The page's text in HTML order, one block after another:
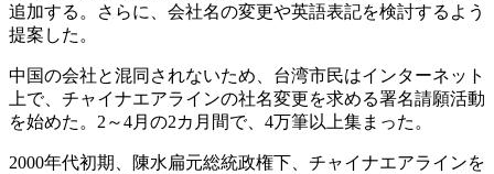
追加する。さらに、会社名の変更や英語表記を検討するよう
提案した。
中国の会社と混同されないため、台湾市民はインターネット
上で、チャイナエアラインの社名変更を求める署名請願活動
を始めた。2～4月の2カ月間で、4万筆以上集まった。
2000年代初期、陳水扁元総統政権下、チャイナエアラインを